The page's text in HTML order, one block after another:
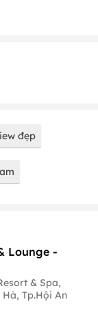
đẹp
Lounge -
& Spa,
Hà, Tp.Hội An